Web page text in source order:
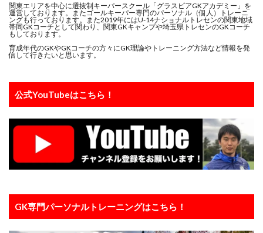
関東エリアを中心に選抜制キーパースクール「グラスピアGKアカデミー」を
運営しております。またゴールキーパー専門のパーソナル（個人）トレーニ
ングも行っております。また2019年にはU-14ナショナルトレセンの関東地域
帯同GKコーチとして関わり、関東GKキャンプや埼玉県トレセンのGKコーチ
もしております。
育成年代のGKやGKコーチの方々にGK理論やトレーニング方法など情報を発
信して行きたいと思います。
公式YouTubeはこちら！
GK専門パーソナルトレーニングはこちら！